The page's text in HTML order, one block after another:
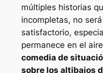
múltiples historias
incompletas, no
satisfactorio,
permanece en el
comedia de
sobre los altibajos